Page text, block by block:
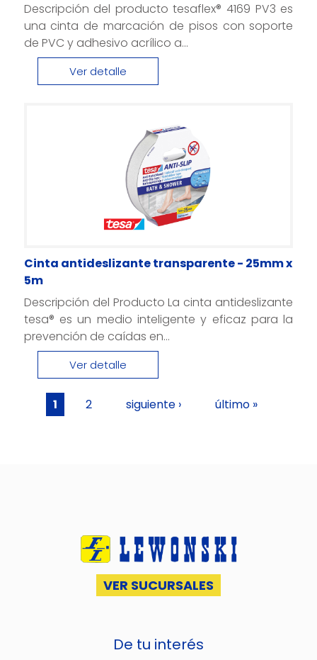
Descripción del producto tesaflex® 4169 PV3 es
una cinta de marcación de pisos con soporte
de PVC y adhesivo acrílico a...
Ver detalle
Cinta antideslizante transparente - 25mm x
5m
Descripción del Producto La cinta antideslizante
tesa® es un medio inteligente y eficaz para la
prevención de caídas en...
Ver detalle
Páginas
1 2 siguiente › último »
VER SUCURSALES
De tu interés